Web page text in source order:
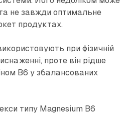
не завжди оптимальне
продуктах.
при фізичній
проте він рідше
B6 у збалансованих
типу Magnesium B6